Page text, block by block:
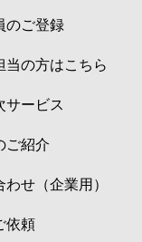
のご登録
当の方はこちら
サービス
ご紹介
せ（企業用）
依頼